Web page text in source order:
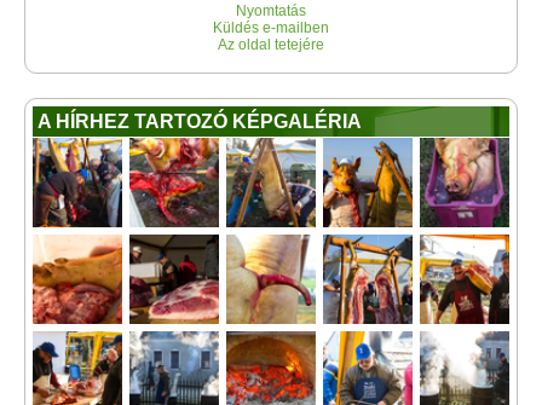
Nyomtatás
Küldés e-mailben
Az oldal tetejére
A HÍRHEZ TARTOZÓ KÉPGALÉRIA